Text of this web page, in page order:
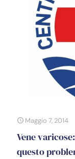
Maggio 7, 2014
Vene
questo